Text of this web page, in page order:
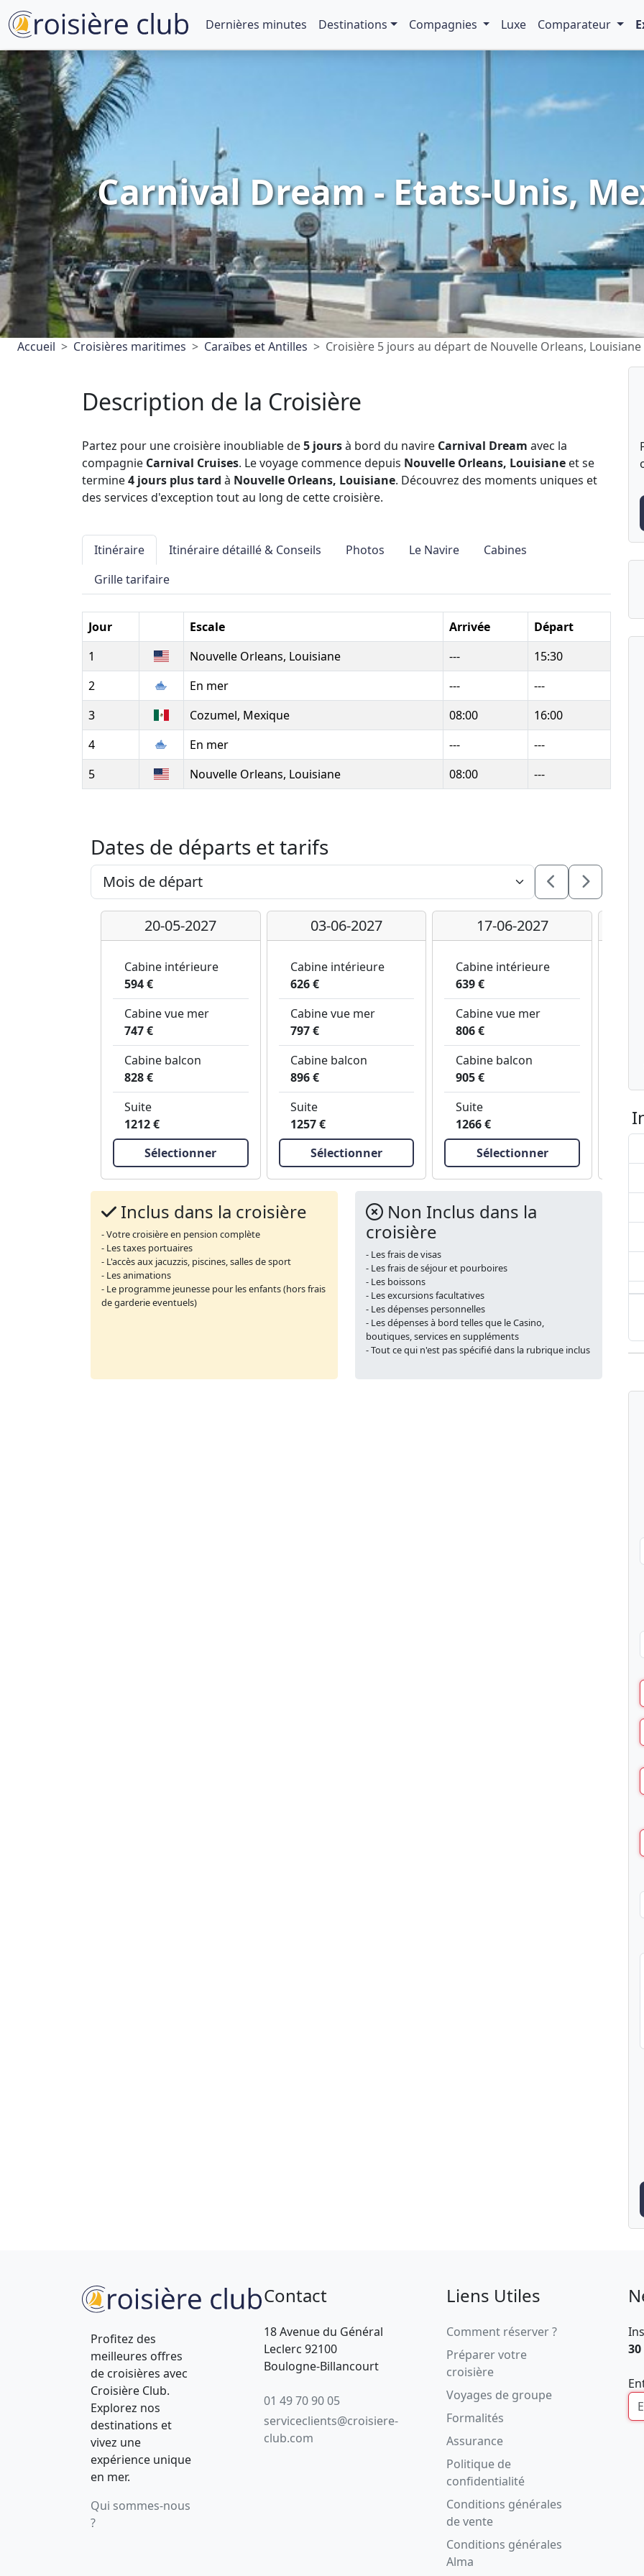
Dernières minutes Destinations Compagnies Luxe Comparateur
Carnival Dream - Etats-Unis,
Accueil Croisières maritimes Caraïbes et Antilles Croisière 5 jours au départ de Nouvelle Orleans,
Description de la Croisière
Partez pour une croisière inoubliable de5 joursà bord du navire Carnival Dream avec la
compagnie Carnival Cruises. Le voyage commence depuis Nouvelle Orleans, Louisiane et se
termine4 jours plus tard à Nouvelle Orleans, Louisiane. Découvrez des moments uniques et
des services d'exception tout au long de cette croisière.
Itinéraire Itinéraire détaillé & Conseils Photos Le Navire
Cabines
Grille tarifaire
Jour Escale Arrivée
Départ
1
Nouvelle Orleans, Louisiane ---
15:30
2
En mer ---
---
3
Cozumel, Mexique 08:00
16:00
4
En mer ---
---
5
Nouvelle Orleans, Louisiane 08:00 ---
Dates de départs et tarifs
20-05-2027
Cabine intérieure
594 €
Cabine vue mer
747 €
Cabine balcon
828 €
Suite
1212 €
Sélectionner
03-06-2027
Cabine intérieure
626 €
Cabine vue mer
797 €
Cabine balcon
896 €
Suite
1257 €
Sélectionner
17-06-2027
Cabine intérieure
639 €
Cabine vue mer
806 €
Cabine balcon
905 €
Suite
1266 €
Sélectionner
Inclus dans la croisière
- Votre croisière en pension complète
- Les taxes portuaires
- L'accès aux jacuzzis, piscines, salles de sport
- Les animations
- Le programme jeunesse pour les enfants (hors frais
de garderie eventuels)
Non Inclus dans la
croisière
- Les frais de visas
- Les frais de séjour et pourboires
- Les boissons
- Les excursions facultatives
- Les dépenses personnelles
- Les dépenses à bord telles que le Casino,
boutiques, services en suppléments
- Tout ce qui n'est pas spécifié dans la rubrique inclus
Profitez des
meilleures offres
de croisières avec
Croisière Club.
Explorez nos
destinations et
vivez une
expérience unique
en mer.
Qui sommes-nous
?
Contact
18 Avenue du Général
Leclerc 92100
Boulogne-Billancourt
01 49 70 90 05
serviceclients@croisiere-
club.com
Liens Utiles
Comment réserver ?
Préparer votre
croisière
Voyages de groupe
Formalités
Assurance
Politique de
confidentialité
Conditions générales
de vente
Conditions générales
Alma